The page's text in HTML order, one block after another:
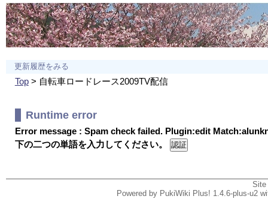
更新履歴をみる
Top> 自転車ロードレース2009TV配信
Runtime error
Error message : Spam check failed. Plugin:edit
下の二つの単語を入力してください。
Powered by PukiWiki Plus! 1.4.6-plus-u2